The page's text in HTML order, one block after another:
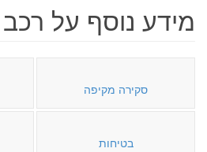
מידע נוסף על
סקירה מקיפה
בטיחות